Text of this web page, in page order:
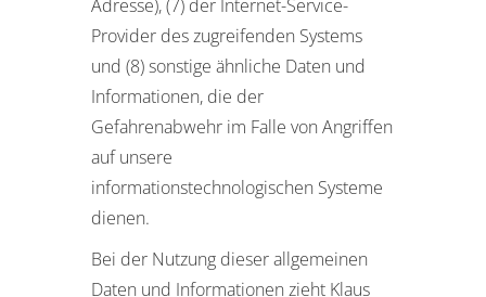
Adresse), (7) der Internet-Service-
Provider des zugreifenden Systems
und (8) sonstige ähnliche Daten und
Informationen, die der
Gefahrenabwehr im Falle von Angriffen
auf unsere
informationstechnologischen Systeme
dienen.
Bei der Nutzung dieser allgemeinen
Daten und Informationen zieht Klaus